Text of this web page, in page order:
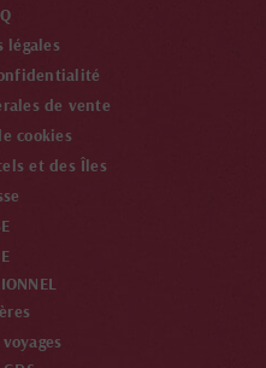
légales
de vente
cookies
et des Îles